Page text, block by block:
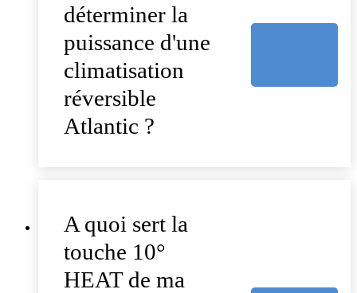
déterminer la
puissance d'une
climatisation
réversible
Atlantic ?
A quoi sert la
touche 10°
HEAT de ma